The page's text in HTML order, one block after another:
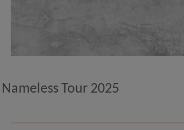
Nameless Tour 2025